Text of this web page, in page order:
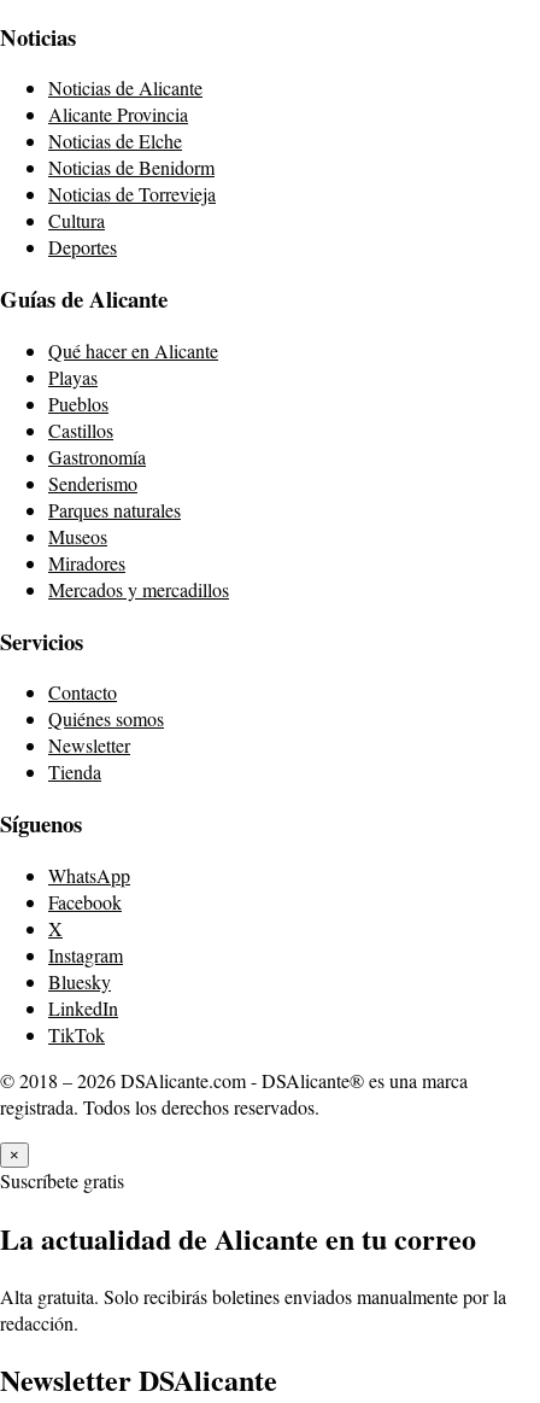
Noticias
Noticias de Alicante
Alicante Provincia
Noticias de Elche
Noticias de Benidorm
Noticias de Torrevieja
Cultura
Deportes
Guías de Alicante
Qué hacer en Alicante
Playas
Pueblos
Castillos
Gastronomía
Senderismo
Parques naturales
Museos
Miradores
Mercados y mercadillos
Servicios
Contacto
Quiénes somos
Newsletter
Tienda
Síguenos
WhatsApp
Facebook
X
Instagram
Bluesky
LinkedIn
TikTok
© 2018 – 2026 DSAlicante.com - DSAlicante® es una marca
registrada. Todos los derechos reservados.
×
Suscríbete gratis
La actualidad de Alicante en tu correo
Alta gratuita. Solo recibirás boletines enviados manualmente por la
redacción.
Newsletter DSAlicante